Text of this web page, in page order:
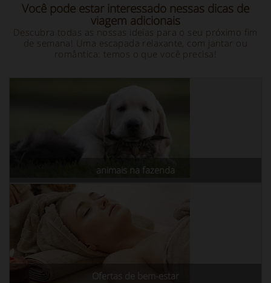
Você pode estar interessado nessas dicas de
viagem adicionais
Descubra todas as nossas ideias para o seu próximo fim
de semana! Uma escapada relaxante, com jantar ou
romântica: temos o que você precisa!
animais na fazenda
Ofertas de bem-estar